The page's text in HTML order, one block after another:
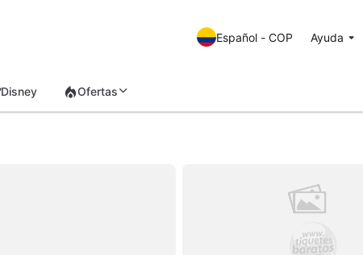
Español - COP Ayuda
Disney Ofertas